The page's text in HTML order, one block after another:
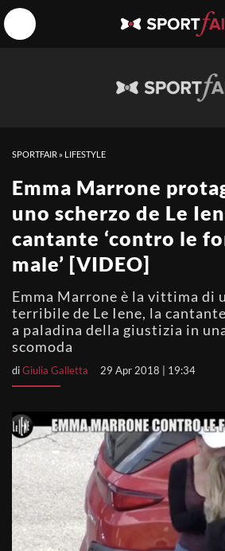
SPORTFAIR » LIFESTYLE
Emma Marrone
uno scherzo de Le
cantante ‘contro le
male’ [VIDEO]
Emma Marrone è la vittima di
terribile de Le Iene, la
a paladina della giustizia in
scomoda
diGiulia Galletta 29 Apr 2018 | 19:34